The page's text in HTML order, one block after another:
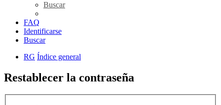
Buscar
FAQ
Identificarse
Buscar
RG Índice general
Restablecer la contraseña